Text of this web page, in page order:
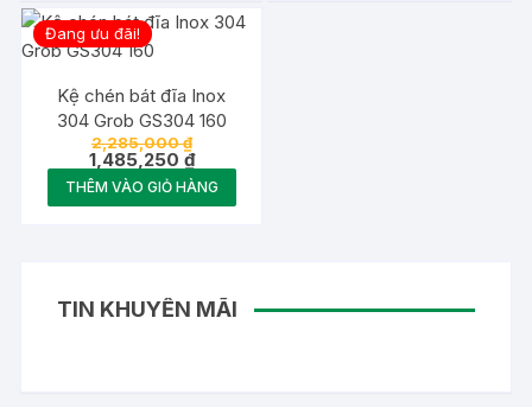
Đang ưu đãi!
Kệ chén bát đĩa Inox
304 Grob GS304 160
2,285,000₫Giá
gốc
là:
2,285,000 ₫.
1,485,250 ₫Giá
hiện
tại
là:
THÊM VÀO GIỎ HÀNG
TIN KHUYẾN MÃI